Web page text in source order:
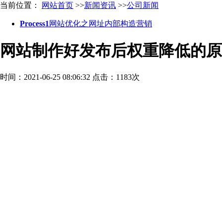
当前位置： 网站首页 >>新闻资讯 >>公司新闻
Process1 网站优化之网址内部构造营销
网站制作好发布后权重降低的
时间：2021-06-25 08:06:32 点击：1183次